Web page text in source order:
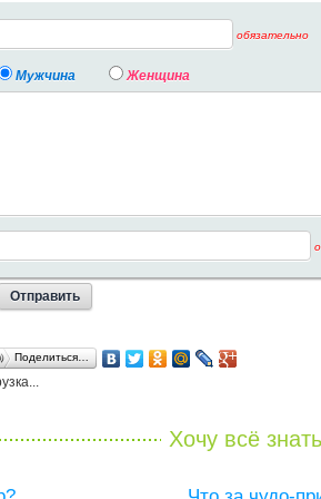
обязательно
Мужчина Женщина
Поделиться…
Хочу всё